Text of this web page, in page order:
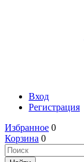
Вход
Регистрация
Избранное 0
Корзина 0